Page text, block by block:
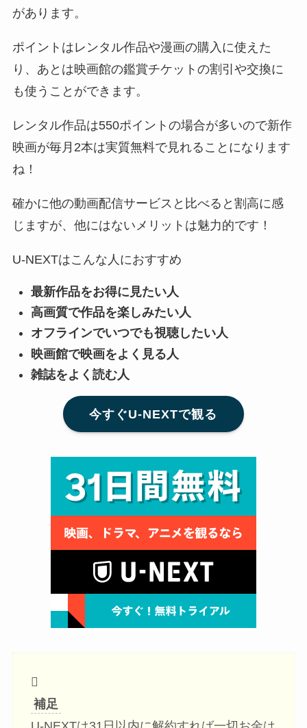
があります。
ポイントはレンタル作品や漫画の購入に使えた
り、あとは映画館の鑑賞チケットの割引や交換に
も使うことができます。
レンタル作品は550ポイントの場合が多いので新作
映画が毎月2本は実質無料で見れることになります
ね！
確かに他の動画配信サービスと比べると割高に感
じますが、他にはないメリットは魅力的です！
U-NEXTはこんな人におすすめ
最新作品をお得に見たい人
高画質で作品を楽しみたい人
オフラインでいつでも視聴したい人
映画館で映画をよく見る人
雑誌をよく読む人
今すぐU-NEXTで観る
補足